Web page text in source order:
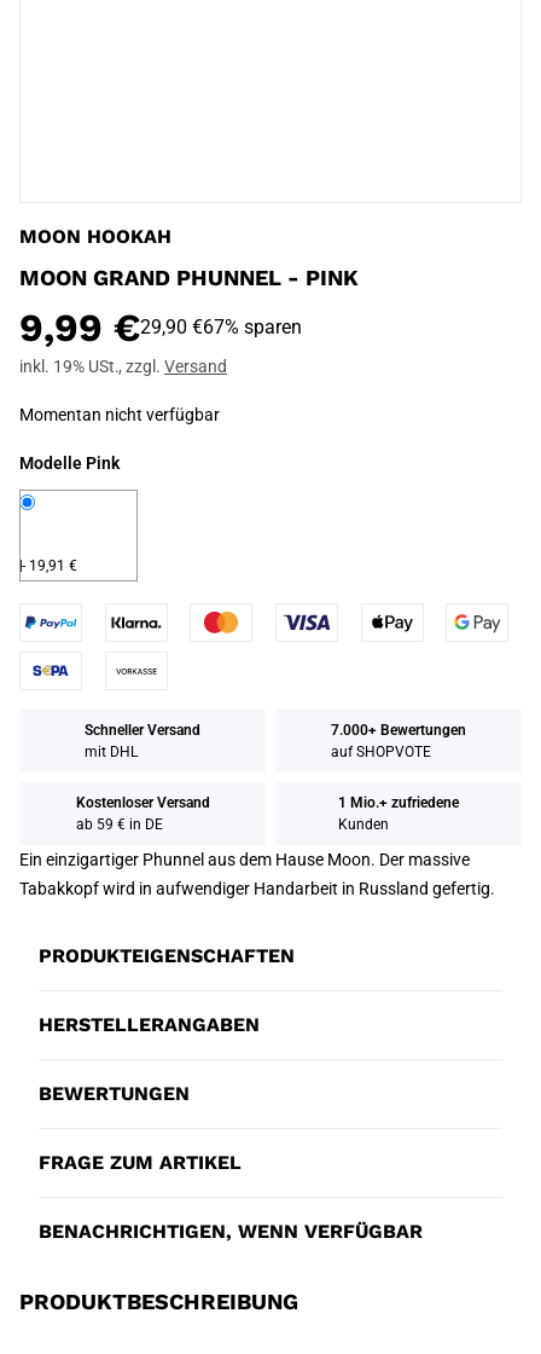
MOON HOOKAH
MOON GRAND PHUNNEL - PINK
9,99 €29,90 €67% sparen
inkl. 19% USt., zzgl. Versand
Momentan nicht verfügbar
Modelle Pink
Pink
- 19,91 €
Schneller Versand
mit DHL
7.000+ Bewertungen
auf SHOPVOTE
Kostenloser Versand
ab 59 € in DE
1 Mio.+ zufriedene
Kunden
Ein einzigartiger Phunnel aus dem Hause Moon. Der massive
Tabakkopf wird in aufwendiger Handarbeit in Russland gefertig.
PRODUKTEIGENSCHAFTEN
HERSTELLERANGABEN
BEWERTUNGEN
FRAGE ZUM ARTIKEL
BENACHRICHTIGEN, WENN VERFÜGBAR
PRODUKTBESCHREIBUNG